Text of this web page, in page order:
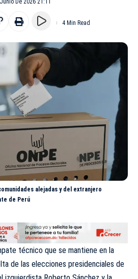
De 2026 21:11
4 Min Read
alejadas y del extranjero
de Perú
técnico que se mantiene en la
de las elecciones presidenciales de